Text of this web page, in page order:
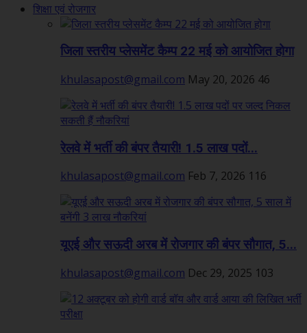
शिक्षा एवं रोजगार
जिला स्तरीय प्लेसमेंट कैम्प 22 मई को आयोजित होगा
khulasapost@gmail.com May 20, 2026 46
रेलवे में भर्ती की बंपर तैयारी! 1.5 लाख पदों...
khulasapost@gmail.com Feb 7, 2026 116
यूएई और सऊदी अरब में रोजगार की बंपर सौगात, 5...
khulasapost@gmail.com Dec 29, 2025 103